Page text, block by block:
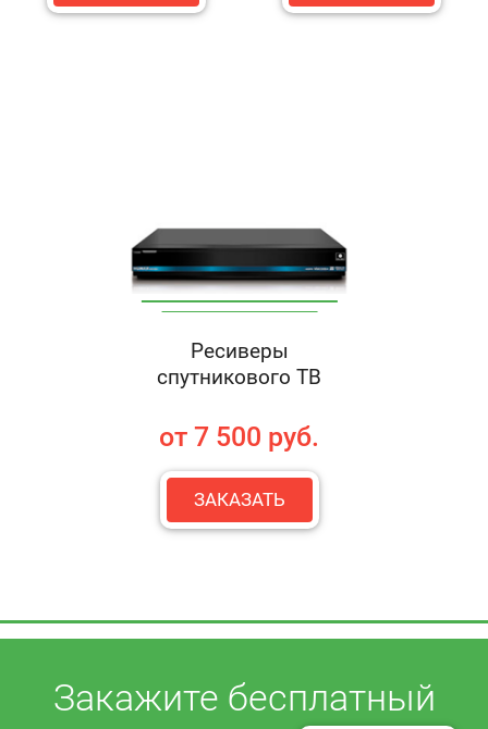
Ресиверы
спутникового ТВ
от 7 500 руб.
ЗАКАЗАТЬ
Закажите бесплатный